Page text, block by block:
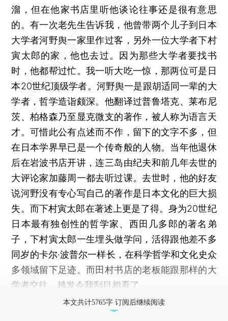
溜，但在他家书店里听他谈论往事还是很有意思
的。有一次老先生告诉我，他曾带两个儿子到日本
大学者河野舆一家里作过客，另外一位大学者下村
寅太郎的家，他也去过。因为那些大学者要找书
时，他都帮过忙。我一听大吃一惊，那两位可是日
本20世纪顶级学者。河野舆一是跟胡适同一辈的大
学者，哲学造诣颇深。他翻译过普鲁塔克、莱布尼
茨、柏格森乃至显克微支的著作，被人称为语言天
才。可惜此公有点述而不作，留下的文字不多，但
在日本学界早已是一个传奇般的人物。当年他退休
后在岩波书店开讲，连三岛由纪夫和前几年去世的
大评论家加藤周一都去听过课。去世时，他的好友
说河野没有专心写自己的著作是日本文化的巨大损
失。而下村寅太郎在著述上更是了得。身为20世纪
日本最有独创性的哲学家、西田几多郎的著名弟
子，下村寅太郎一生埋头做学问，活得跟他差不多
同岁的卡尔·波普尔一样长，在科学哲学和文化史众
多领域留下足迹。而田村书店的老板能跟那样的大
学者交往，越发令我刮目相看了。
本文共计5765字 订阅后继续阅读